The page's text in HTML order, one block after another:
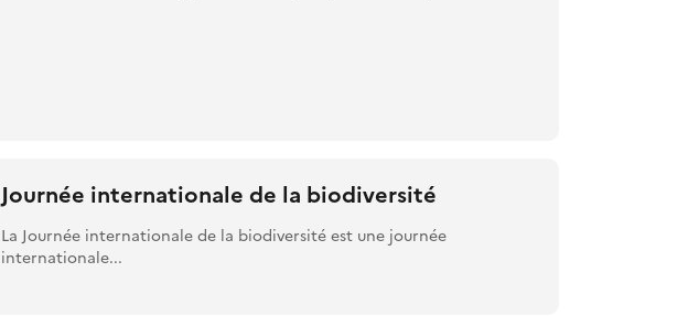
Journée internationale de la biodiversité
La Journée internationale de la biodiversité est une journée
internationale...